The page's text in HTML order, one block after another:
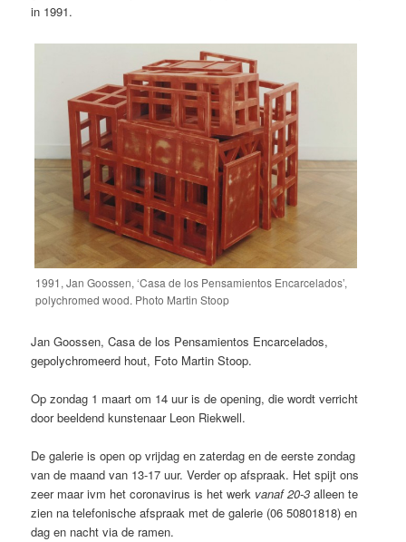
in 1991.
1991, Jan Goossen, ‘Casa de los Pensamientos Encarcelados’,
polychromed wood. Photo Martin Stoop
Jan Goossen, Casa de los Pensamientos Encarcelados,
gepolychromeerd hout, Foto Martin Stoop.
Op zondag 1 maart om 14 uur is de opening, die wordt verricht
door beeldend kunstenaar Leon Riekwell.
De galerie is open op vrijdag en zaterdag en de eerste zondag
van de maand van 13-17 uur. Verder op afspraak. Het spijt ons
zeer maar ivm het coronavirus is het werk vanaf 20-3 alleen te
zien na telefonische afspraak met de galerie (06 50801818) en
dag en nacht via de ramen.